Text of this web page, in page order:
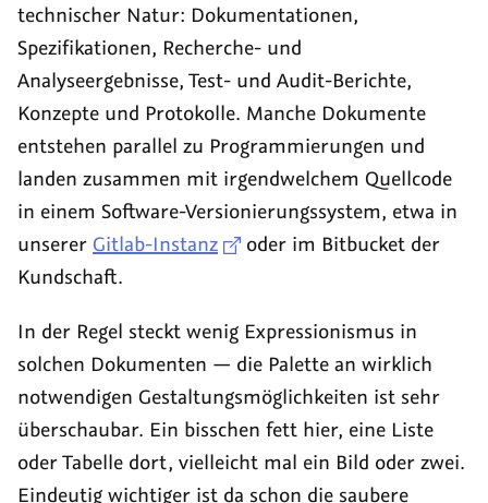
technischer Natur: Dokumentationen,
Spezifikationen, Recherche- und
Analyseergebnisse, Test- und Audit-Berichte,
Konzepte und Protokolle. Manche Dokumente
entstehen parallel zu Programmierungen und
landen zusammen mit irgendwelchem Quellcode
in einem Software-Versionierungssystem, etwa in
unserer Gitlab-Instanz oder im Bitbucket der
Kundschaft.
In der Regel steckt wenig Expressionismus in
solchen Dokumenten — die Palette an wirklich
notwendigen Gestaltungsmöglichkeiten ist sehr
überschaubar. Ein bisschen fett hier, eine Liste
oder Tabelle dort, vielleicht mal ein Bild oder zwei.
Eindeutig wichtiger ist da schon die saubere